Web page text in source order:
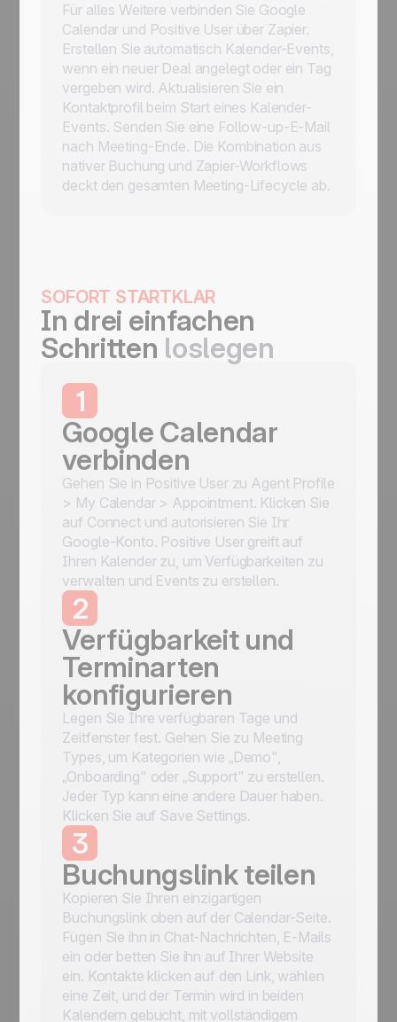
Für alles Weitere verbinden Sie Google
Calendar und Positive User über Zapier.
Erstellen Sie automatisch Kalender-Events,
wenn ein neuer Deal angelegt oder ein Tag
vergeben wird. Aktualisieren Sie ein
Kontaktprofil beim Start eines Kalender-
Events. Senden Sie eine Follow-up-E-Mail
nach Meeting-Ende. Die Kombination aus
nativer Buchung und Zapier-Workflows
deckt den gesamten Meeting-Lifecycle ab.
SOFORT STARTKLAR
In drei einfachen
Schritten loslegen
1
Google Calendar
verbinden
Gehen Sie in Positive User zu Agent Profile
> My Calendar > Appointment. Klicken Sie
auf Connect und autorisieren Sie Ihr
Google-Konto. Positive User greift auf
Ihren Kalender zu, um Verfügbarkeiten zu
verwalten und Events zu erstellen.
2
Verfügbarkeit und
Terminarten
konfigurieren
Legen Sie Ihre verfügbaren Tage und
Zeitfenster fest. Gehen Sie zu Meeting
Types, um Kategorien wie „Demo",
„Onboarding" oder „Support" zu erstellen.
Jeder Typ kann eine andere Dauer haben.
Klicken Sie auf Save Settings.
3
Buchungslink teilen
Kopieren Sie Ihren einzigartigen
Buchungslink oben auf der Calendar-Seite.
Fügen Sie ihn in Chat-Nachrichten, E-Mails
ein oder betten Sie ihn auf Ihrer Website
ein. Kontakte klicken auf den Link, wählen
eine Zeit, und der Termin wird in beiden
Kalendern gebucht, mit vollständigem